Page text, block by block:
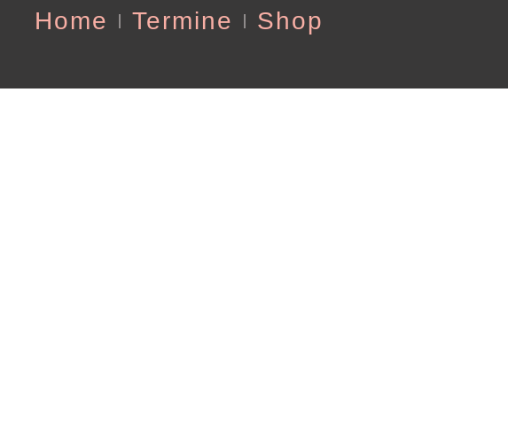
Home Termine Shop